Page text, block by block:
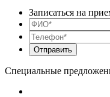
Записаться на
Специальные